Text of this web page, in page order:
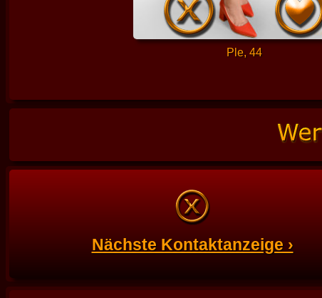
Ple, 44
Nächste Kontaktanzeige ›